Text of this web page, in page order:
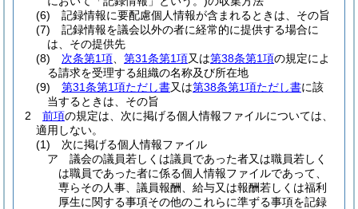
(6)
記録情報に要配慮個人情報が含まれるときは、その旨
(7)
記録情報を議会以外の者に経常的に提供する場合に
は、その提供先
(8)
次条第1項 第31条第1項又は第38条第1項の規定によ
る請求を受理する組織の名称及び所在地
(9)
第31条第1項ただし書又は第38条第1項ただし書に該
当するときは、その旨
2
前項の規定は、次に掲げる個人情報ファイルについては、
適用しない。
(1)
次に掲げる個人情報ファイル
ア
議会の議員若しくは議員であった者又は職員若しく
は職員であった者に係る個人情報ファイルであって、
専らその人事、議員報酬、給与又は報酬若しくは福利
厚生に関する事項その他のこれらに準ずる事項を記録